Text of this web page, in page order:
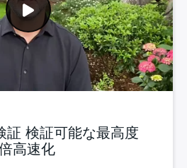
証 検証可能な最高度
高速化